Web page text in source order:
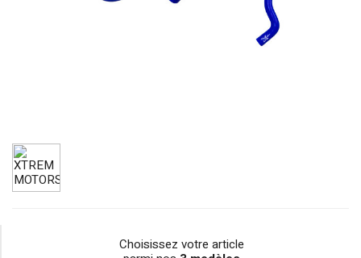
Choisissez votre article